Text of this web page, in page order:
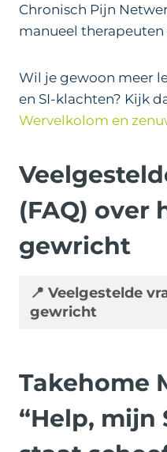
Chronisch Pijn
manueel therapeuten
Wil je gewoon meer
en SI-klachten? Kijk
Wervelkolom en
(FAQ) over
gewricht
📍 Veelgestelde
gewricht
Takehome
“Help,